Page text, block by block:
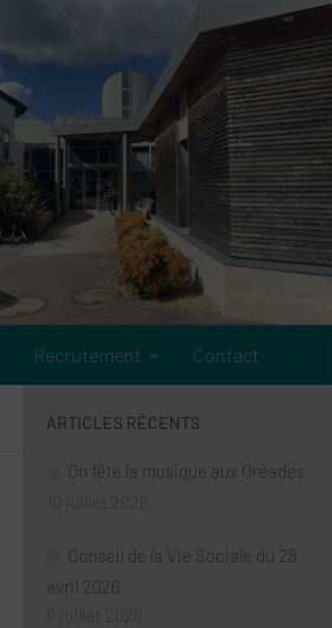
Recrutement Contact
ARTICLES RÉCENTS
On fête la musique aux Oréades
Conseil de la Vie Sociale du 28
avril 2026